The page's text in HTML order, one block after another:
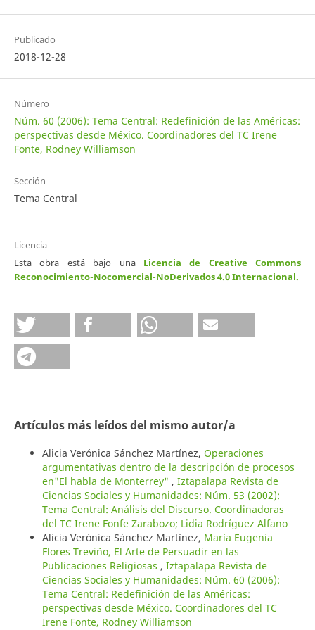
Publicado
2018-12-28
Número
Núm. 60 (2006): Tema Central: Redefinición de las Américas:
perspectivas desde México. Coordinadores del TC Irene
Fonte, Rodney Williamson
Sección
Tema Central
Licencia
Esta obra está bajo una Licencia de Creative Commons
Reconocimiento-Nocomercial-NoDerivados 4.0 Internacional.
Artículos más leídos del mismo autor/a
Alicia Verónica Sánchez Martínez, Operaciones
argumentativas dentro de la descripción de procesos
en"El habla de Monterrey" , Iztapalapa Revista de
Ciencias Sociales y Humanidades: Núm. 53 (2002):
Tema Central: Análisis del Discurso. Coordinadoras
del TC Irene Fonfe Zarabozo; Lidia Rodríguez Alfano
Alicia Verónica Sánchez Martínez, María Eugenia
Flores Treviño, El Arte de Persuadir en las
Publicaciones Religiosas , Iztapalapa Revista de
Ciencias Sociales y Humanidades: Núm. 60 (2006):
Tema Central: Redefinición de las Américas:
perspectivas desde México. Coordinadores del TC
Irene Fonte, Rodney Williamson